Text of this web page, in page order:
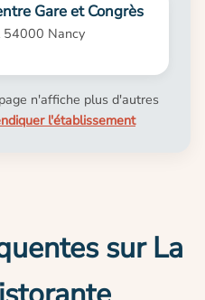
Gare et Congrès
54000 Nancy
n'affiche plus d'autres
l'établissement
sur La